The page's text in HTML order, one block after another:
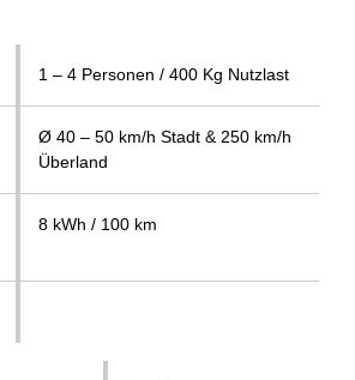
1 – 4 Personen / 400 Kg Nutzlast
Ø 40 – 50 km/h Stadt & 250 km/h
Überland
8 kWh / 100 km